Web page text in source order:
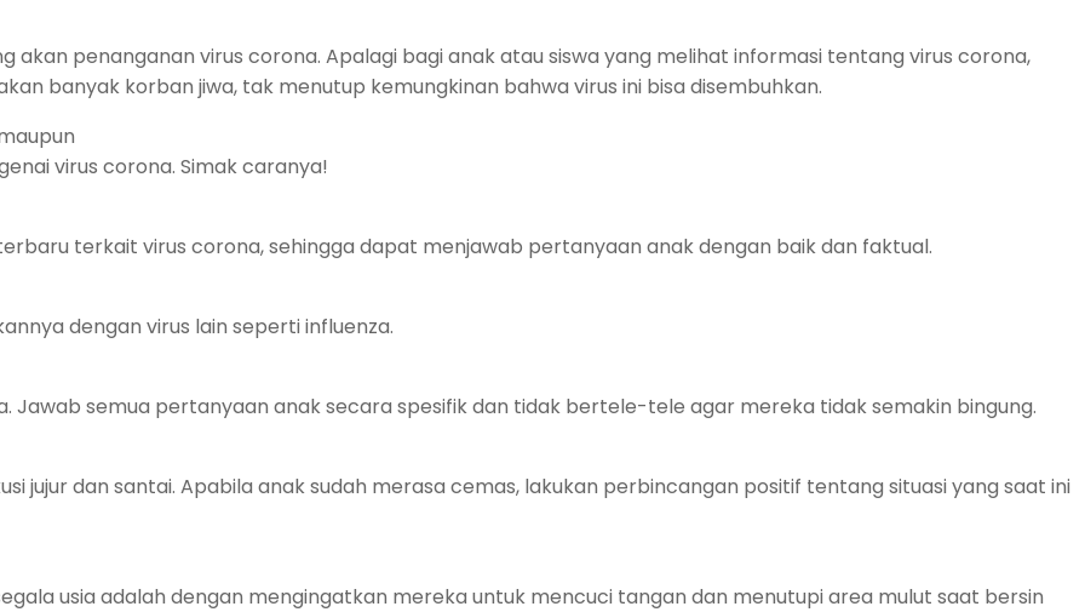
penanganan virus corona. Apalagi bagi anak atau siswa yang melihat informasi tentang virus corona,
banyak korban jiwa, tak menutup kemungkinan bahwa virus ini bisa disembuhkan.
virus corona. Simak caranya!
terkait virus corona, sehingga dapat menjawab pertanyaan anak dengan baik dan faktual.
dengan virus lain seperti influenza.
Jawab semua pertanyaan anak secara spesifik dan tidak bertele-tele agar mereka tidak semakin bingung.
jujur dan santai. Apabila anak sudah merasa cemas, lakukan perbincangan positif tentang situasi yang saat ini
usia adalah dengan mengingatkan mereka untuk mencuci tangan dan menutupi area mulut saat bersin